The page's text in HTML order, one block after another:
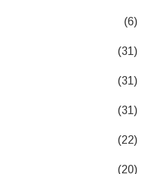
(6)
(31)
(31)
(31)
(22)
(20)